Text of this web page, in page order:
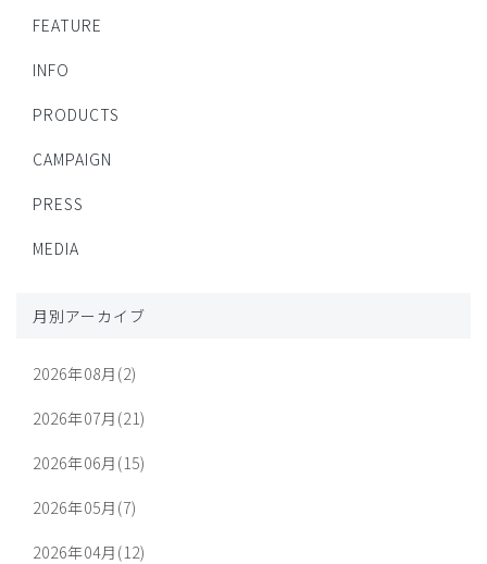
FEATURE
INFO
PRODUCTS
CAMPAIGN
PRESS
MEDIA
月別アーカイブ
2026年08月(2)
2026年07月(21)
2026年06月(15)
2026年05月(7)
2026年04月(12)